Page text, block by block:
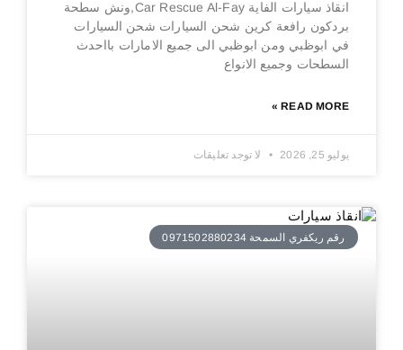
انقاذ سيارات الفاية Car Rescue Al-Fay,ونش سطحة
بردكون رافعة كرين شحن السيارات شحن السيارات
في ابوظبي ومن ابوظبي الى جميع الامارات بااحدث
السطحات وجميع الانواع
READ MORE »
يوليو 25, 2026 لا توجد تعليقات
رقم ريكفري السمحة 0971502880234